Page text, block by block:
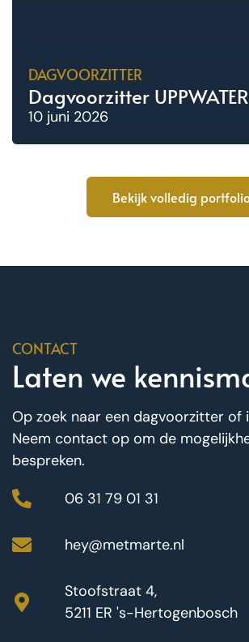
DAGVOORZITTER
Dagvoorzitter UPPWATER
10 juni 2026
Bekijk volledig
CONTACT
Laten we
Op zoek naar een dagvoorzitter of
Neem contact op om de
bespreken.
06 31 79 01 31
hey@metmarte.nl
Stoofstraat 4,
5211 ER 's-Hertogenbosch